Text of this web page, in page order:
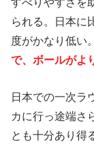
られる。日本に
度がかなり低い
で、ボールがよ
日本での一次ラ
カに行っ途端さ
とも十分あり得